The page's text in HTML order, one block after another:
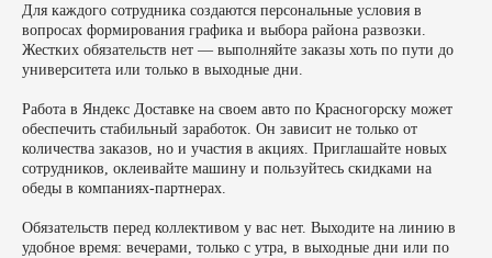
Для каждого сотрудника создаются персональные условия в
вопросах формирования графика и выбора района развозки.
Жестких обязательств нет — выполняйте заказы хоть по пути до
университета или только в выходные дни.
Работа в Яндекс Доставке на своем авто по Красногорску может
обеспечить стабильный заработок. Он зависит не только от
количества заказов, но и участия в акциях. Приглашайте новых
сотрудников, оклеивайте машину и пользуйтесь скидками на
обеды в компаниях-партнерах.
Обязательств перед коллективом у вас нет. Выходите на линию в
удобное время: вечерами, только с утра, в выходные дни или по